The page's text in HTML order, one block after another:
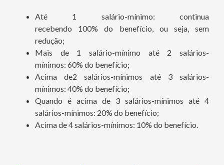
Até 1 salário-mínimo: continua
recebendo 100% do benefício, ou seja, sem
redução;
Mais de 1 salário-mínimo até 2 salários-
mínimos: 60% do benefício;
Acima de2 salários-mínimos até 3 salários-
mínimos: 40% do benefício;
Quando é acima de 3 salários-mínimos até 4
salários-mínimos: 20% do benefício;
Acima de 4 salários-mínimos: 10% do benefício.